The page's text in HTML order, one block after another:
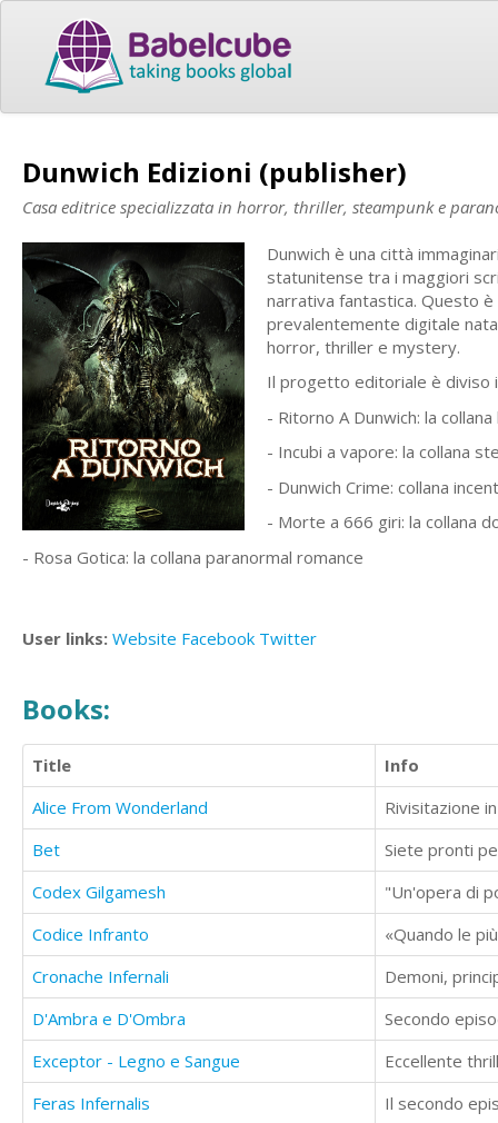
Dunwich Edizioni (publisher)
Casa editrice specializzata in horror, thriller, steampunk e
Dunwich è una città
statunitense tra i maggiori
narrativa fantastica. Questo è
prevalentemente digitale
horror, thriller e mystery.
Il progetto editoriale è diviso
- Ritorno A Dunwich: la
- Incubi a vapore: la collana
- Dunwich Crime: collana
- Morte a 666 giri: la collana
- Rosa Gotica: la collana paranormal romance
User links: Website Facebook Twitter
Books:
Title
Info
Alice From Wonderland
Rivisitazione
Bet
Siete pronti
Codex Gilgamesh
Codice Infranto
Cronache Infernali
D'Ambra e D'Ombra
Secondo
Exceptor - Legno e Sangue
Eccellente
Feras Infernalis
Il secondo